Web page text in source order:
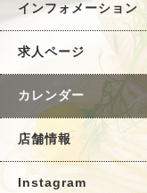
インフォメーション
求人ページ
カレンダー
店舗情報
Instagram